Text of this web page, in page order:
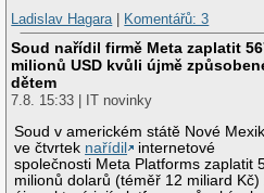
Ladislav Hagara| Komentářů: 3
Soud nařídil firmě Meta zaplatit
milionů USD kvůli újmě
dětem
7.8. 15:33 | IT novinky
Soud v americkém státě Nové
ve čtvrtek nařídil
internetové
společnosti Meta Platforms zaplatit
milionů dolarů (téměř 12 miliard Kč)